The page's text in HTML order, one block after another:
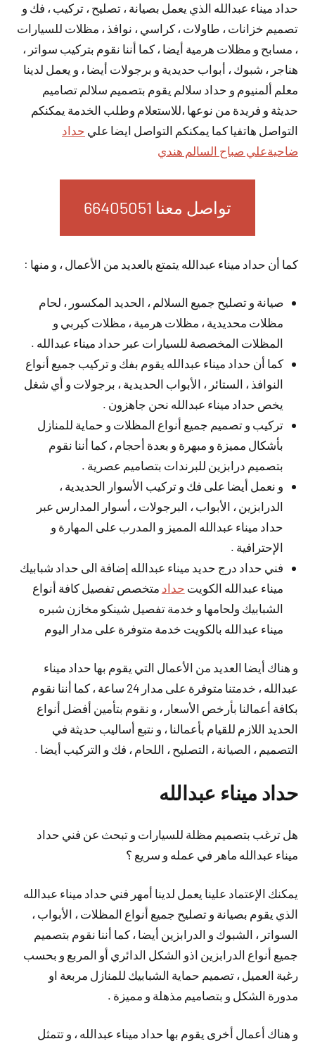
حداد ميناء عبدالله الذي يعمل بصيانة ، تصليح ، تركيب ، فك و
تصميم خزانات ، طاولات ، كراسي ، نوافذ ، مظلات للسيارات
، مسابح و مظلات هرمية أيضا ، كما أننا نقوم بتركيب سواتر ،
هناجر ، شبوك ، أبواب حديدية و برجولات أيضا ، و يعمل لدينا
معلم ألمنيوم و حداد سلالم يقوم بتصميم سلالم تصاميم
حديثة و فريدة من نوعها ،للاستعلام وطلب الخدمة يمكنكم
التواصل هاتفيا كما يمكنكم التواصل ايضا علي حداد
ضاحيةعلي صباح السالم هندي
تواصل معنا 66405051
كما أن حداد ميناء عبدالله يتمتع بالعديد من الأعمال ، و منها :
صيانة و تصليح جميع السلالم ، الحديد المكسور ، لحام
مظلات محديدية ، مظلات هرمية ، مظلات كيربي و
المظلات المخصصة للسيارات عبر حداد ميناء عبدالله .
كما أن حداد ميناء عبدالله يقوم بفك و تركيب جميع أنواع
النوافذ ، الستائر ، الأبواب الحديدية ، برجولات و أي شغل
يخص حداد ميناء عبدالله نحن جاهزون .
تركيب و تصميم جميع أنواع المظلات و حماية للمنازل
بأشكال مميزة و مبهرة و بعدة أحجام ، كما أننا نقوم
بتصميم درابزين للبرندات بتصاميم عصرية .
و نعمل أيضا على فك و تركيب الأسوار الحديدية ،
الدرابزين ، الأبواب ، البرجولات ، أسوار المدارس عبر
حداد ميناء عبدالله المميز و المدرب على المهارة و
الإحترافية .
فني حداد درج حديد ميناء عبدالله إضافة الى حداد شبابيك
ميناء عبدالله الكويت حداد متخصص تفصيل كافة أنواع
الشبابيك ولحامها و خدمة تفصيل شينكو مخازن شبره
ميناء عبدالله بالكويت خدمة متوفرة على مدار اليوم
و هناك أيضا العديد من الأعمال التي يقوم بها حداد ميناء
عبدالله ، خدمتنا متوفرة على مدار 24 ساعة ، كما أننا نقوم
بكافة أعمالنا بأرخص الأسعار ، و نقوم بتأمين أفضل أنواع
الحديد اللازم للقيام بأعمالنا ، و نتبع أساليب حديثة في
التصميم ، الصيانة ، التصليح ، اللحام ، فك و التركيب أيضا .
حداد ميناء عبدالله
هل ترغب بتصميم مظلة للسيارات و تبحث عن فني حداد
ميناء عبدالله ماهر في عمله و سريع ؟
يمكنك الإعتماد علينا يعمل لدينا أمهر فني حداد ميناء عبدالله
الذي يقوم بصيانة و تصليح جميع أنواع المظلات ، الأبواب ،
السواتر ، الشبوك و الدرابزين أيضا ، كما أننا نقوم بتصميم
جميع أنواع الدرابزين اذو الشكل الدائري أو المربع و بحسب
رغبة العميل ، تصميم حماية الشبابيك للمنازل مربعة او
مدورة الشكل و بتصاميم مذهلة و مميزة .
و هناك أعمال أخرى يقوم بها حداد ميناء عبدالله ، و تتمثل